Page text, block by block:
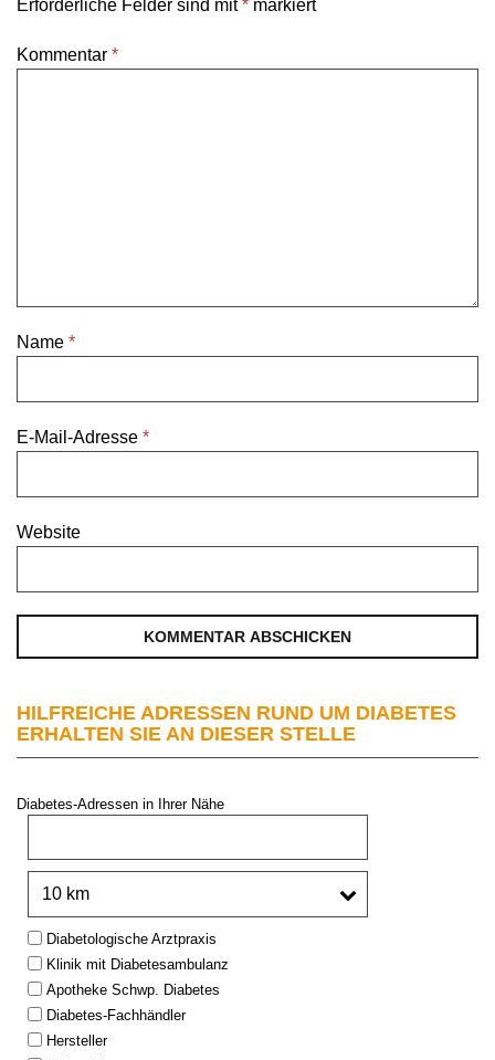
Erforderliche Felder sind mit* markiert
Kommentar *
Name *
E-Mail-Adresse *
Website
HILFREICHE ADRESSEN RUND UM DIABETES
ERHALTEN SIE AN DIESER STELLE
Diabetes-Adressen in Ihrer Nähe
Type:Diabetologische Arztpraxis
Klinik mit Diabetesambulanz
Apotheke Schwp. Diabetes
Diabetes-Fachhändler
Hersteller